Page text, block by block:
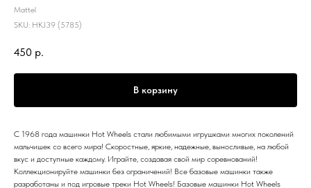
Mattel
SKU: HKJ39 (5785)
450 р.
В корзину
С 1968 года машинки Hot Wheels стали любимыми игрушками многих поколений
мальчишек со всего мира! Скоростные, яркие, надежные, выносливые, на любой
вкус и доступные каждому. Играйте, создавая свой мир соревнований!
Коллекционируйте машинки без ограничений! Все базовые машинки также
разработаны и под игровые треки Hot Wheels! Базовые машинки Hot Wheels